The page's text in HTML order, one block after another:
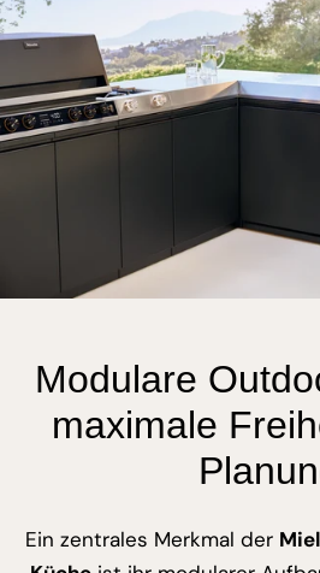
Modulare
maximale
Ein zentrales Merkmal der